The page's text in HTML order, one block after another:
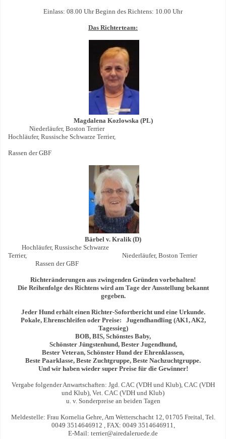
Einlass: 08.00 Uhr Beginn des Richtens: 10.00 Uhr
Das Richterteam:
Magdalena Kozlowska (PL)
Niederläufer, Boston Terrier
Hochläufer, Russische Schwarze Terrier,
Rassen der GBF
Bärbel v. Kralik (D)
Hochläufer, Russische Schwarze
Terrier, Niederläufer, Boston Terrier
Rassen der GBF
Richteränderungen aus zwingenden Gründen vorbehalten!
Die Reihenfolge des Richtens wird am Tage der Ausstellung bekannt
gegeben.
Jeder Hund erhält einen Richter-Sofortbericht und eine Urkunde.
Pokale, Ehrenschleifen oder Preise: Jugendhandling (AK1, AK2,
Tagessieg)
BOB, BIS, Schönstes Baby,
Schönster Jüngstenhund, Bester Jugendhund,
Bester Veteran, Schönster Hund der Ehrenklassen,
Beste Paarklasse, Beste Zuchtgruppe, Beste Nachzuchtgruppe.
Und wir haben wieder super Preise für die Gewinner!
Vergabe folgender Anwartschaften: Jgd. CAC (VDH und Klub), CAC (VDH
und Klub), Vet. CAC (VDH und Klub)
u. v. Sonderpreise an beiden Tagen
Meldestelle: Frau Kornelia Gehre, Am Wetterschacht 12, 01705 Freital, Tel.
0049 3514646912 , FAX: 0049 3514646911,
E-Mail: terrier@airedaleruede.de